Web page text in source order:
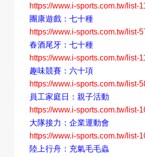
https://www.i-sports.com.tw/list-
團康遊戲：七十種
https://www.i-sports.com.tw/list-
春酒尾牙：七十種
https://www.i-sports.com.tw/list-
趣味競賽：六十項
https://www.i-sports.com.tw/list-
員工家庭日：親子活動
https://www.i-sports.com.tw/list-
大隊接力：企業運動會
https://www.i-sports.com.tw/list-
陸上行舟：充氣毛毛蟲